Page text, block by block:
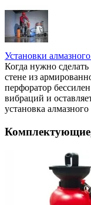
Установки
Когда нужно
стене из
перфоратор
вибраций и
установка